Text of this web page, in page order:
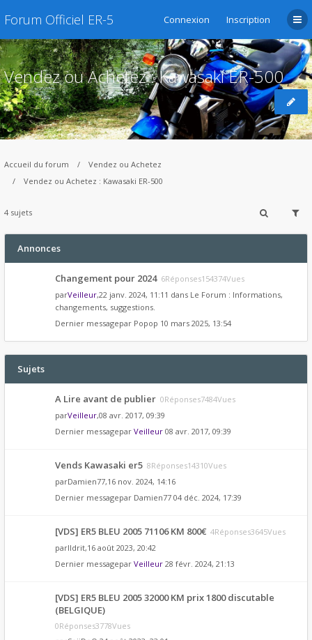
Forum Officiel ER-5 Connexion Inscription
Vendez ou Achetez : Kawasaki ER-500
Accueil du forum
Vendez ou Achetez
Vendez ou Achetez : Kawasaki ER-500
4 sujets
Annonces
Changement pour 2024 6Réponses154374Vues
parVeilleur,22 janv. 2024, 11:11 dans Le Forum : Informations,
changements, suggestions.
Dernier messagepar Popop 10 mars 2025, 13:54
Sujets
A Lire avant de publier 0Réponses7484Vues
parVeilleur,08 avr. 2017, 09:39
Dernier messagepar Veilleur 08 avr. 2017, 09:39
Vends Kawasaki er5 8Réponses14310Vues
parDamien77,16 nov. 2024, 14:16
Dernier messagepar Damien77 04 déc. 2024, 17:39
[VDS] ER5 BLEU 2005 71106 KM 800€ 4Réponses3645Vues
parIldrit,16 août 2023, 20:42
Dernier messagepar Veilleur 28 févr. 2024, 21:13
[VDS] ER5 BLEU 2005 32000 KM prix 1800 discutable
(BELGIQUE)
0Réponses3778Vues